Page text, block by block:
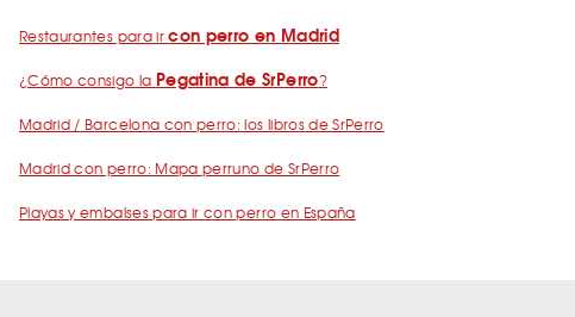
Restaurantes para ircon perro en Madrid
¿Cómo consigo la Pegatina de SrPerro?
Madrid / Barcelona con perro: los libros de SrPerro
Madrid con perro: Mapa perruno de SrPerro
Playas y embalses para ir con perro en España